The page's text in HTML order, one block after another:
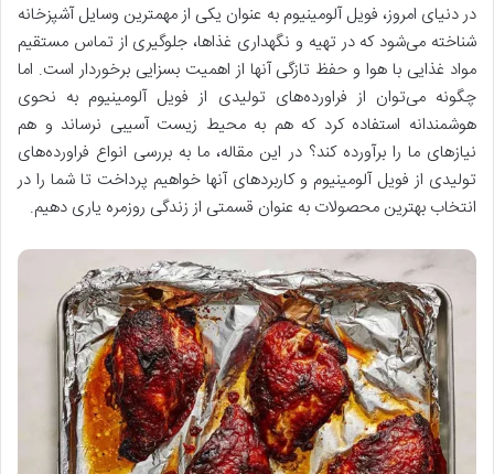
در دنیای امروز، فویل آلومینیوم به عنوان یکی از مهمترین وسایل آشپزخانه
شناخته می‌شود که در تهیه و نگهداری غذاها، جلوگیری از تماس مستقیم
مواد غذایی با هوا و حفظ تازگی آنها از اهمیت بسزایی برخوردار است. اما
چگونه می‌توان از فراورده‌های تولیدی از فویل آلومینیوم به نحوی
هوشمندانه استفاده کرد که هم به محیط زیست آسیبی نرساند و هم
نیازهای ما را برآورده کند؟ در این مقاله، ما به بررسی انواع فراورده‌های
تولیدی از فویل آلومینیوم و کاربردهای آنها خواهیم پرداخت تا شما را در
انتخاب بهترین محصولات به عنوان قسمتی از زندگی روزمره یاری دهیم.